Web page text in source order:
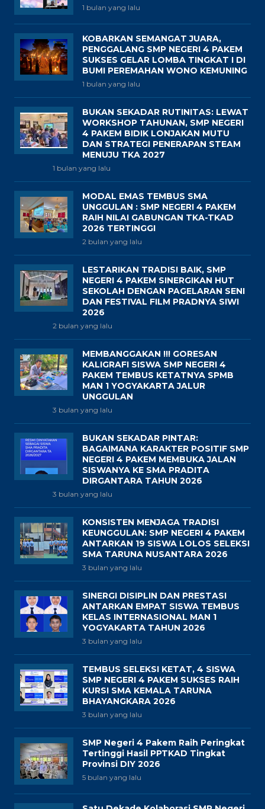
1 bulan yang lalu
KOBARKAN SEMANGAT JUARA,
PENGGALANG SMP NEGERI 4 PAKEM
SUKSES GELAR LOMBA TINGKAT I DI
BUMI PEREMAHAN WONO KEMUNING
1 bulan yang lalu
BUKAN SEKADAR RUTINITAS: LEWAT
WORKSHOP TAHUNAN, SMP NEGERI
4 PAKEM BIDIK LONJAKAN MUTU
DAN STRATEGI PENERAPAN STEAM
MENUJU TKA 2027
1 bulan yang lalu
MODAL EMAS TEMBUS SMA
UNGGULAN : SMP NEGERI 4 PAKEM
RAIH NILAI GABUNGAN TKA-TKAD
2026 TERTINGGI
2 bulan yang lalu
LESTARIKAN TRADISI BAIK, SMP
NEGERI 4 PAKEM SINERGIKAN HUT
SEKOLAH DENGAN PAGELARAN SENI
DAN FESTIVAL FILM PRADNYA SIWI
2026
2 bulan yang lalu
MEMBANGGAKAN !!! GORESAN
KALIGRAFI SISWA SMP NEGERI 4
PAKEM TEMBUS KETATNYA SPMB
MAN 1 YOGYAKARTA JALUR
UNGGULAN
3 bulan yang lalu
BUKAN SEKADAR PINTAR:
BAGAIMANA KARAKTER POSITIF SMP
NEGERI 4 PAKEM MEMBUKA JALAN
SISWANYA KE SMA PRADITA
DIRGANTARA TAHUN 2026
3 bulan yang lalu
KONSISTEN MENJAGA TRADISI
KEUNGGULAN: SMP NEGERI 4 PAKEM
ANTARKAN 19 SISWA LOLOS SELEKSI
SMA TARUNA NUSANTARA 2026
3 bulan yang lalu
SINERGI DISIPLIN DAN PRESTASI
ANTARKAN EMPAT SISWA TEMBUS
KELAS INTERNASIONAL MAN 1
YOGYAKARTA TAHUN 2026
3 bulan yang lalu
TEMBUS SELEKSI KETAT, 4 SISWA
SMP NEGERI 4 PAKEM SUKSES RAIH
KURSI SMA KEMALA TARUNA
BHAYANGKARA 2026
3 bulan yang lalu
SMP Negeri 4 Pakem Raih Peringkat
Tertinggi Hasil PPTKAD Tingkat
Provinsi DIY 2026
5 bulan yang lalu